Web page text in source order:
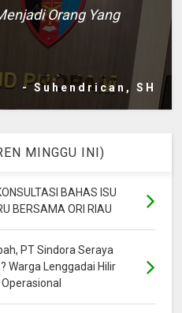
Orang Yang
- Suhendrican, SH
MINGGU INI)
BAHAS ISU
BERSAMA ORI RIAU
PT Sindora Seraya
Warga Lenggadai Hilir